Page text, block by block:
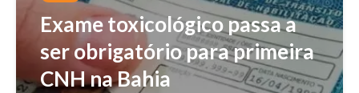
Exame toxicológico passa a
ser obrigatório para primeira
CNH na Bahia